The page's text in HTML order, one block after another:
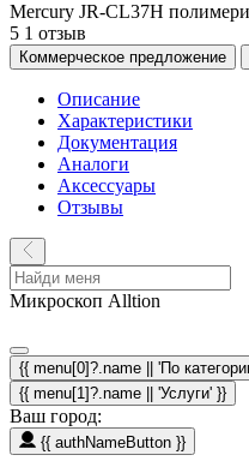
Mercury JR-CL37H
5 1 отзыв
Коммерческое предложение
Описание
Характеристики
Документация
Аналоги
Аксессуары
Отзывы
Микроскоп Alltion
{{ menu[0]?.name || 'По
{{ menu[1]?.name || 'Услуги' }}
Ваш город:
{{ authNameButton }}